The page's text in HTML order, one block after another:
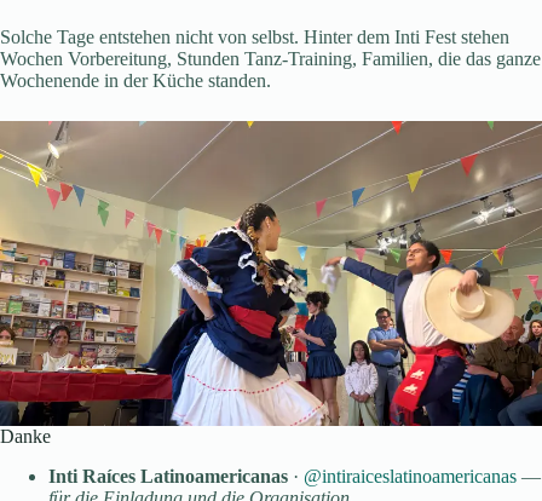
Solche Tage entstehen nicht von selbst. Hinter dem Inti Fest stehen
Wochen Vorbereitung, Stunden Tanz-Training, Familien, die das ganze
Wochenende in der Küche standen.
Danke
Inti Raíces Latinoamericanas · @intiraiceslatinoamericanas —